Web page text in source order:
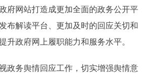
府网站打造成更加全面的政务公开平
布解读平台、更加及时的回应关切和
升政府网上履职能力和服务水平。
政务舆情回应工作，切实增强舆情意